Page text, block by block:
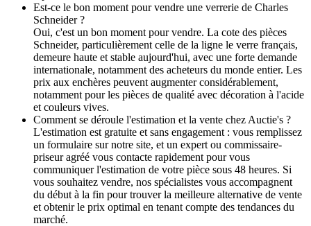
Est-ce le bon moment pour vendre une verrerie de Charles
Schneider ?
Oui, c'est un bon moment pour vendre. La cote des pièces
Schneider, particulièrement celle de la ligne le verre français,
demeure haute et stable aujourd'hui, avec une forte demande
internationale, notamment des acheteurs du monde entier. Les
prix aux enchères peuvent augmenter considérablement,
notamment pour les pièces de qualité avec décoration à l'acide
et couleurs vives.
Comment se déroule l'estimation et la vente chez Auctie's ?
L'estimation est gratuite et sans engagement : vous remplissez
un formulaire sur notre site, et un expert ou commissaire-
priseur agréé vous contacte rapidement pour vous
communiquer l'estimation de votre pièce sous 48 heures. Si
vous souhaitez vendre, nos spécialistes vous accompagnent
du début à la fin pour trouver la meilleure alternative de vente
et obtenir le prix optimal en tenant compte des tendances du
marché.